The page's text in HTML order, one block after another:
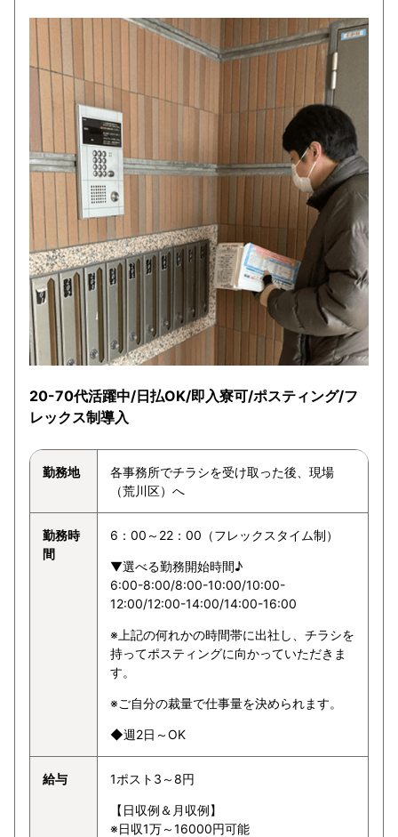
20-70代活躍中/日払OK/即入寮可/ポスティング/フ
レックス制導入
勤務地
各事務所でチラシを受け取った後、現場
（荒川区）へ
勤務時
間
6：00～22：00（フレックスタイム制）
▼選べる勤務開始時間♪
6:00-8:00/8:00-10:00/10:00-
12:00/12:00-14:00/14:00-16:00
※上記の何れかの時間帯に出社し、チラシを
持ってポスティングに向かっていただきま
す。
※ご自分の裁量で仕事量を決められます。
◆週2日～OK
給与 1ポスト3～8円
【日収例＆月収例】
※日収1万～16000円可能